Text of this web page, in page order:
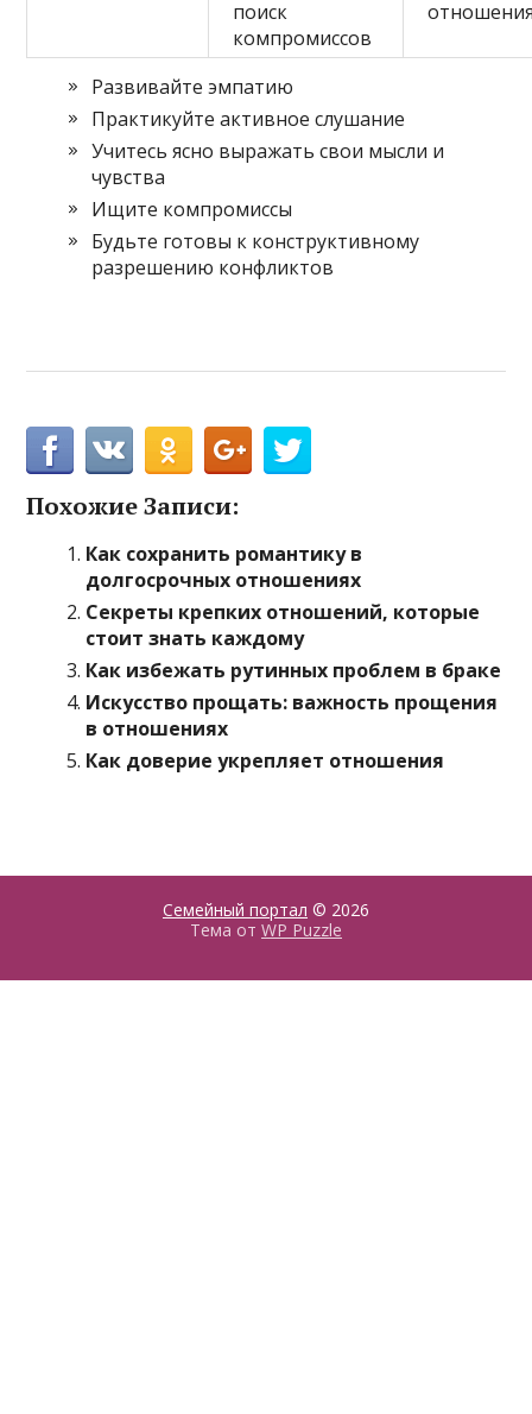
поиск
компромиссов
Развивайте эмпатию
Практикуйте активное слушание
Учитесь ясно выражать свои мысли и
чувства
Ищите компромиссы
Будьте готовы к конструктивному
разрешению конфликтов
Похожие Записи:
Как сохранить романтику в
долгосрочных отношениях
Секреты крепких отношений, которые
стоит знать каждому
Как избежать рутинных проблем в браке
Искусство прощать: важность прощения
в отношениях
Как доверие укрепляет отношения
Семейный портал © 2026
Тема от WP Puzzle